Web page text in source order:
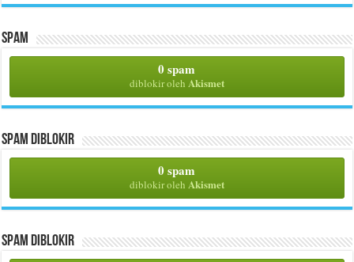
Spam
0 spam
diblokir oleh Akismet
Spam Diblokir
0 spam
diblokir oleh Akismet
Spam Diblokir